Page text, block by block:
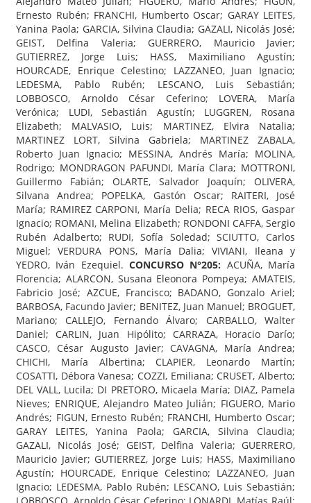
Ernesto Rubén; FRANCHI, Humberto Oscar; GARAY LEITES,
Yanina Paola; GARCIA, Silvina Claudia; GAZALI, Nicolás José;
GEIST, Delfina Valeria; GUERRERO, Mauricio Javier;
GUTIERREZ, Jorge Luis; HASS, Maximiliano Agustín;
HOURCADE, Enrique Celestino; LAZZANEO, Juan Ignacio;
LEDESMA, Pablo Rubén; LESCANO, Luis Sebastián;
LOBBOSCO, Arnoldo César Ceferino; LOVERA, María
Verónica; LUDI, Sebastián Agustín; LUGGREN, Rosana
Elizabeth; MALVASIO, Luis; MARTINEZ, Elvira Natalia;
MARTINEZ LORT, Silvina Gabriela; MARTINEZ ZABALA,
Roberto Juan Ignacio; MESSINA, Andrés María; MOLINA,
Rodrigo; MONDRAGON PAFUNDI, María Clara; MOTTRONI,
Guillermo Fabián; OLARTE, Salvador Joaquín; OLIVERA,
Silvana Andrea; POPELKA, Gastón Oscar; RAITERI, José
María; RAMIREZ CARPONI, María Delia; RECA RIOS, Gaspar
Ignacio; ROMANI, Melina Elizabeth; RONDONI CAFFA, Sergio
Rubén Adalberto; RUDI, Sofía Soledad; SCIUTTO, Carlos
Miguel; VERDURA PONS, María Dalia; VIVIANI, Ileana y
YEDRO, Iván Ezequiel. CONCURSO N°205: ACUÑA, María
Florencia; ALARCON, Susana Eleonora Pompeya; AMATEIS,
Fabricio José; AZCUE, Francisco; BADANO, Gonzalo Ariel;
BARBOSA, Facundo Javier; BENITEZ, Juan Manuel; BROGUET,
Mariano; CALLEJO, Fernando Álvaro; CARBALLO, Walter
Daniel; CARLIN, Juan Hipólito; CARRAZA, Horacio Darío;
CASCO, César Augusto Javier; CAVAGNA, María Andrea;
CHICHI, María Albertina; CLAPIER, Leonardo Martín;
COSATTI, Débora Vanesa; COZZI, Emiliana; CRUSET, Alberto;
DEL VALL, Lucila; DI PRETORO, Micaela María; DIAZ, Pamela
Nieves; ENRIQUE, Alejandro Mateo Julián; FIGUERO, Mario
Andrés; FIGUN, Ernesto Rubén; FRANCHI, Humberto Oscar;
GARAY LEITES, Yanina Paola; GARCIA, Silvina Claudia;
GAZALI, Nicolás José; GEIST, Delfina Valeria; GUERRERO,
Mauricio Javier; GUTIERREZ, Jorge Luis; HASS, Maximiliano
Agustín; HOURCADE, Enrique Celestino; LAZZANEO, Juan
Ignacio; LEDESMA, Pablo Rubén; LESCANO, Luis Sebastián;